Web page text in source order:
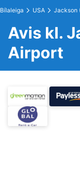
Bílaleiga USA Jackson
Avis kl.
Airport